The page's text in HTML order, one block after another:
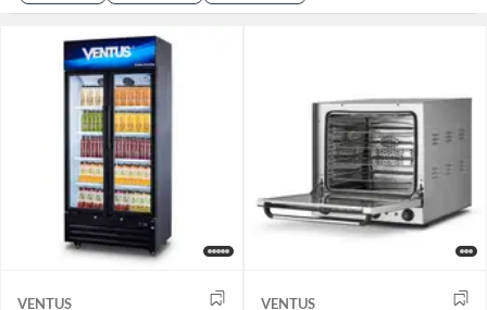
VENTUS VENTUS